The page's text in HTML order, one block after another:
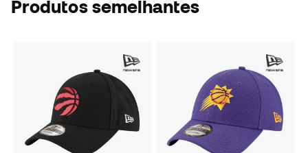
Produtos semelhantes